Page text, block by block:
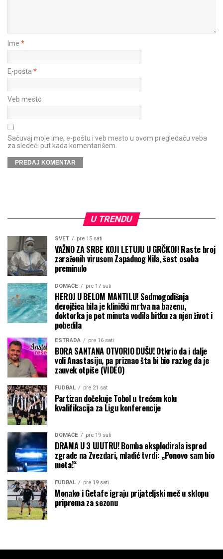
Ime *
E-pošta *
Veb mesto
Sačuvaj moje ime, e-poštu i veb mesto u ovom pregledaču veba
za sledeći put kada komentarišem.
U TRENDU
SVET pre 15 sati
VAŽNO ZA SRBE KOJI LETUJU U GRČKOJ! Raste broj
zaraženih virusom Zapadnog Nila, šest osoba
preminulo
DOMAĆE pre 17 sati
HEROJ U BELOM MANTILU! Sedmogodišnja
devojčica bila je klinički mrtva na bazenu,
doktorka je pet minuta vodila bitku za njen život i
pobedila
ESTRADA pre 16 sati
BORA SANTANA OTVORIO DUŠU! Otkrio da i dalje
voli Anastasiju, pa priznao šta bi bio razlog da je
zauvek otpiše (VIDEO)
FUDBAL pre 21 sat
Partizan dočekuje Tobol u trećem kolu
kvalifikacija za Ligu konferencije
DOMAĆE pre 19 sati
DRAMA U 3 UJUTRU! Bomba eksplodirala ispred
zgrade na Zvezdari, mladić tvrdi: „Ponovo sam bio
meta!“
FUDBAL pre 19 sati
Monako i Getafe igraju prijateljski meč u sklopu
priprema za sezonu